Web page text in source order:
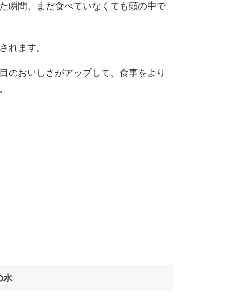
瞬間、まだ食べていなくても頭の中で
れます。
のおいしさがアップして、食事をより
水